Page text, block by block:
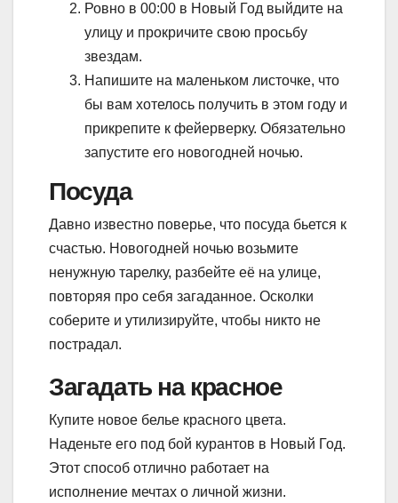
Ровно в 00:00 в Новый Год выйдите на
улицу и прокричите свою просьбу
звездам.
Напишите на маленьком листочке, что
бы вам хотелось получить в этом году и
прикрепите к фейерверку. Обязательно
запустите его новогодней ночью.
Посуда
Давно известно поверье, что посуда бьется к
счастью. Новогодней ночью возьмите
ненужную тарелку, разбейте её на улице,
повторяя про себя загаданное. Осколки
соберите и утилизируйте, чтобы никто не
пострадал.
Загадать на красное
Купите новое белье красного цвета.
Наденьте его под бой курантов в Новый Год.
Этот способ отлично работает на
исполнение мечтах о личной жизни.